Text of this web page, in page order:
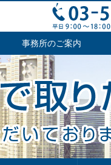
事務所のご案内